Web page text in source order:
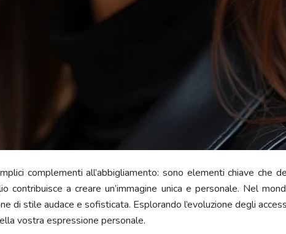
complementi all’abbigliamento: sono elementi chiave che
a creare un’immagine unica e personale. Nel
di stile audace e sofisticata. Esplorando l’evoluzione degli
vostra espressione personale.